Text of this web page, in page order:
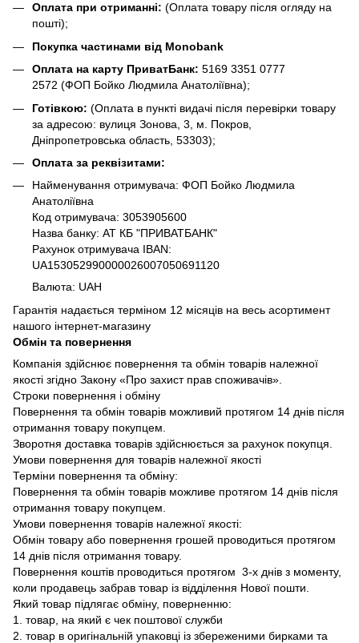
Оплата при отриманні: (Оплата товару після огляду на
пошті);
Покупка частинами від Monobank
Оплата на карту ПриватБанк: 5169 3351 0777
2572 (ФОП Бойко Людмила Анатоліївна);
Готівкою: (Оплата в пункті видачі після перевірки товару
за адресою: вулиця Зонова, 3, м. Покров,
Дніпропетровська область, 53303);
Оплата за реквізитами:
Найменування отримувача: ФОП Бойко Людмила
Анатоліївна
Код отримувача: 3053905600
Назва банку: АТ КБ "ПРИВАТБАНК"
Рахунок отримувача IBAN:
UA153052990000026007050691120
Валюта: UAH
Гарантія надається терміном 12 місяців на весь асортимент
нашого інтернет-магазину
Обмін та повернення
Компанія здійснює повернення та обмін товарів належної
якості згідно Закону «Про захист прав споживачів».
Строки повернення і обміну
Повернення та обмін товарів можливий протягом 14 днів після
отримання товару покупцем.
Зворотня доставка товарів здійснюється за рахунок покупця.
Умови повернення для товарів належної якості
Терміни повернення та обміну:
Повернення та обмін товарів можливе протягом 14 днів після
отримання товару покупцем.
Умови повернення товарів належної якості:
Обмін товару або повернення грошей проводиться протягом
14 днів після отримання товару.
Повернення коштів проводиться протягом 3-х днів з моменту,
коли продавець забрав товар із відділення Нової пошти.
Який товар підлягає обміну, поверненню:
1. товар, на який є чек поштової служби
2. товар в оригінальній упаковці із збереженими бирками та